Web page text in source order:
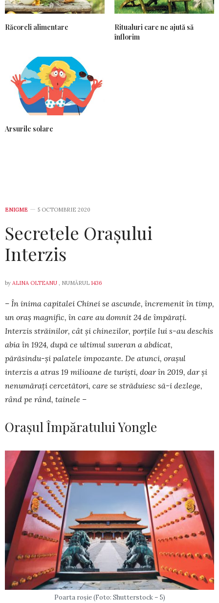
Răcoreli alimentare
Ritualuri care ne ajută să
înflorim
Arsurile solare
ENIGME 5 OCTOMBRIE 2020
Secretele Orașului
Interzis
by ALINA OLTEANU , NUMĂRUL 1436
– În inima capitalei Chinei se ascunde, încremenit în timp,
un oraș magnific, în care au domnit 24 de împărați.
Interzis străinilor, cât și chinezilor, porțile lui s-au deschis
abia în 1924, după ce ultimul suveran a abdicat,
părăsindu-și palatele impozante. De atunci, orașul
interzis a atras 19 milioane de turiști, doar în 2019, dar și
nenumărați cercetători, care se străduiesc să-i dezlege,
rând pe rând, tainele –
Orașul Împăratului Yongle
Poarta roșie (Foto: Shutterstock – 5)